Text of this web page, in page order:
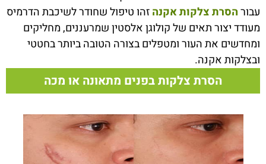
עבורהסרת צלקות אקנהזהו טיפול שחודר לשיכבת הדרמיס
מעודד יצור תאים של קולוגן אלסטין שמרעננים, מחליקים
ומחדשים את העור ומטפלים בצורה הטובה ביותר בחטטי
ובצלקות אקנה.
הסרת צלקות בפנים מתאונה או מכה